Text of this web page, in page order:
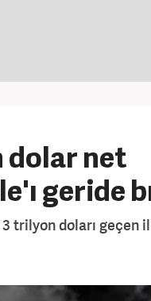
dolar net
geride
trilyon doları geçen